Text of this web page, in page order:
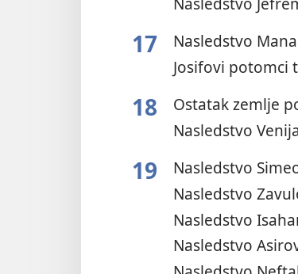
17 Nasledstvo
Josifovi potomci
18 Ostatak zemlje
Nasledstvo
19 Nasledstvo
Nasledstvo
Nasledstvo
Nasledstvo